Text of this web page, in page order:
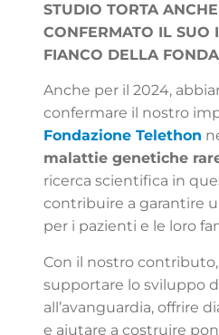
STUDIO TORTA
CONFERMATO IL SUO
FIANCO DELLA
Anche per il 2024,
confermare il nostro
Fondazione Telethon
malattie genetiche
ricerca scientifica in
contribuire a garantire
per i pazienti e le loro
Con il nostro
supportare lo sviluppo
all’avanguardia, offrire
e aiutare a costruire